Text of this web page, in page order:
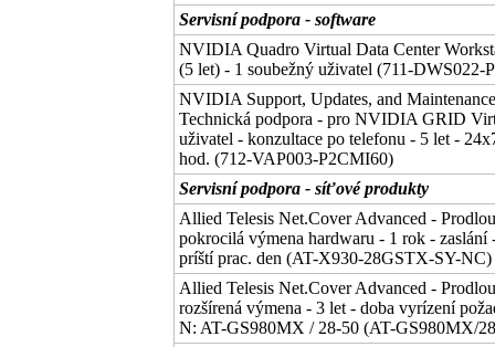
Servisní podpora - software
NVIDIA Quadro Virtual Data Center
(5 let) - 1 soubežný uživatel (711-DWS022-
NVIDIA Support, Updates, and
Technická podpora - pro NVIDIA GRID
uživatel - konzultace po telefonu - 5 let -
hod. (712-VAP003-P2CMI60)
Servisní podpora - síťové produkty
Allied Telesis Net.Cover Advanced -
pokrocilá výmena hardwaru - 1 rok -
príští prac. den (AT-X930-28GSTX-SY-NC)
Allied Telesis Net.Cover Advanced -
rozšírená výmena - 3 let - doba vyrízení
N: AT-GS980MX / 28-50 (AT-GS980MX/